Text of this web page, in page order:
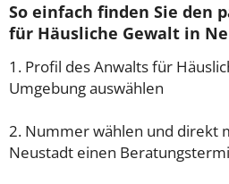
So einfach finden Sie den
für Häusliche Gewalt in
1. Profil des Anwalts für
Umgebung auswählen
2. Nummer wählen und direkt
Neustadt einen